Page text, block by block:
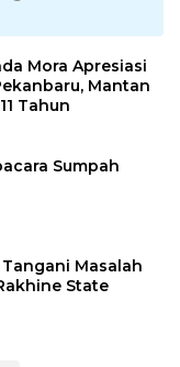
Mora Apresiasi
Mantan
Tahun
Sumpah
Masalah
State